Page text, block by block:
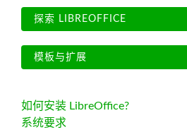
探索 LIBREOFFICE
模板与扩展
如何安装 LibreOffice?
系统要求